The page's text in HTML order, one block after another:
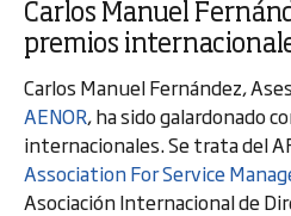
Carlos Manuel
premios
Carlos Manuel Fernández,
AENOR, ha sido galardonado
internacionales. Se trata del
Association For Service
Asociación Internacional de